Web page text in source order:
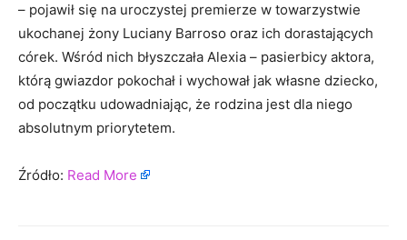
– pojawił się na uroczystej premierze w towarzystwie
ukochanej żony Luciany Barroso oraz ich dorastających
córek. Wśród nich błyszczała Alexia – pasierbicy aktora,
którą gwiazdor pokochał i wychował jak własne dziecko,
od początku udowadniając, że rodzina jest dla niego
absolutnym priorytetem.
Źródło: Read More